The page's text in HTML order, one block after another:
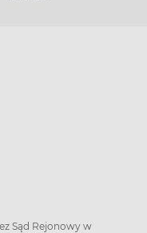
Sąd Rejonowy w